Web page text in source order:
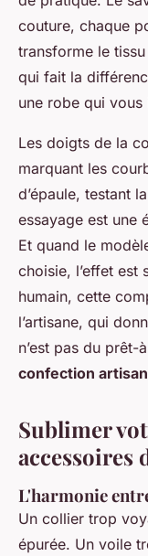
couture, chaque
transforme le
qui fait la
une robe qui vous
Les doigts de la
marquant les
d’épaule, testant
essayage est une
Et quand le
choisie, l’effet est
humain, cette
l’artisane, qui
n’est pas du prêt-
confection
Sublimer
accessoires
L'harmonie
Un collier trop
épurée. Un voile